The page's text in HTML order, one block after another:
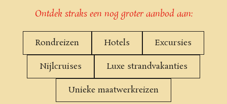
Ontdek straks een nog groter aanbod aan:
Rondreizen Hotels Excursies
Nijlcruises Luxe strandvakanties
Unieke maatwerkreizen